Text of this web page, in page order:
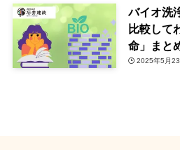
バイオ洗
比較して
命」まと
2025年5月23